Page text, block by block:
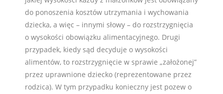
do ponoszenia kosztów utrzymania i wychowania
dziecka, a więc – innymi słowy – do rozstrzygnięcia
o wysokości obowiązku alimentacyjnego. Drugi
przypadek, kiedy sąd decyduje o wysokości
alimentów, to rozstrzygnięcie w sprawie „założonej”
przez uprawnione dziecko (reprezentowane przez
rodzica). W tym przypadku konieczny jest pozew o